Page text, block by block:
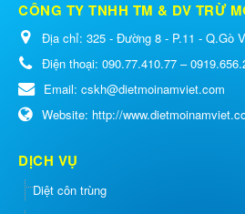
CÔNG TY TNHH TM & DV TRỪ
Địa chỉ: 325 - Đường 8 - P.11 - Q.Gò
Điện thoại: 090.77.410.77 –
Email: cskh@dietmoinamviet.com
Website: http://
DỊCH VỤ
Diệt côn trùng